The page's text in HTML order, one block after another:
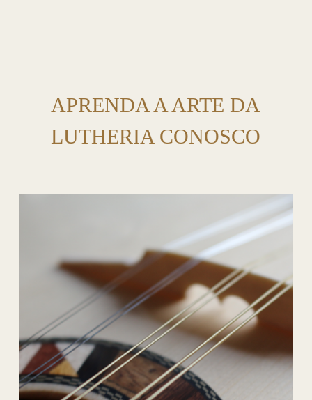
APRENDA A ARTE DA
LUTHERIA CONOSCO